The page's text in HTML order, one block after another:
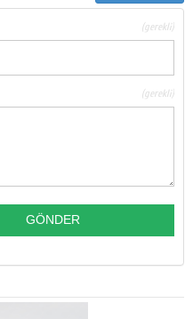
(gerekli)
(gerekli)